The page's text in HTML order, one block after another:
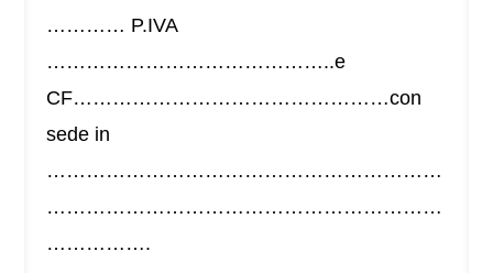
………… P.IVA
……………………………………..e
CF…………………………………………con
sede in
……………………………………………………
……………………………………………………
…………….